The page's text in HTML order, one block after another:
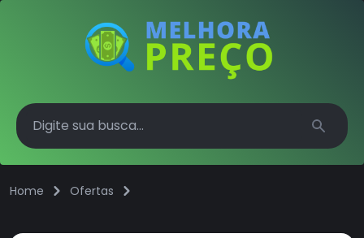
Search
Home Ofertas